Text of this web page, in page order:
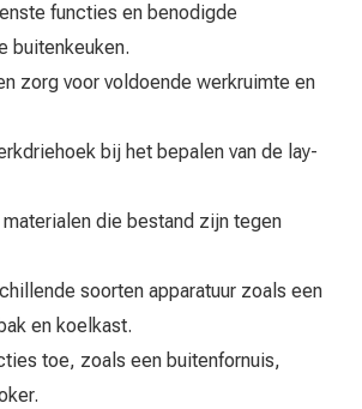
functies en benodigde
buitenkeuken.
zorg voor voldoende werkruimte en
bij het bepalen van de lay-
die bestand zijn tegen
soorten apparatuur zoals een
en koelkast.
toe, zoals een buitenfornuis,